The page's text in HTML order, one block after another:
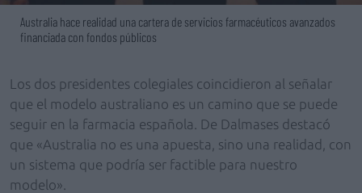
Australia hace realidad una cartera de servicios farmacéuticos avanzados
financiada con fondos públicos
Los dos presidentes colegiales coincidieron al señalar
que el modelo australiano es un camino que se puede
seguir en la farmacia española. De Dalmases destacó
que «Australia no es una apuesta, sino una realidad, con
un sistema que podría ser factible para nuestro
modelo».